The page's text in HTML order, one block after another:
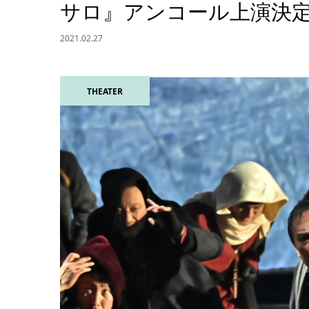
サロ』アンコール上演決
2021.02.27
THEATER